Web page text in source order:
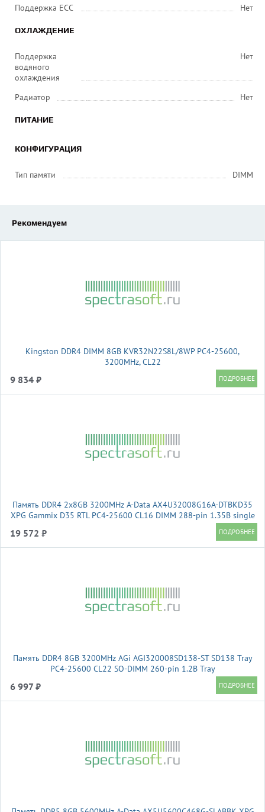
Поддержка ECC Нет
ОХЛАЖДЕНИЕ
Поддержка
водяного
охлаждения
Нет
Радиатор Нет
ПИТАНИЕ
КОНФИГУРАЦИЯ
Тип памяти DIMM
Рекомендуем
Kingston DDR4 DIMM 8GB KVR32N22S8L/8WP PC4-25600,
3200MHz, CL22
9 834 ₽
Память DDR4 2x8GB 3200MHz A-Data AX4U32008G16A-DTBKD35
XPG Gammix D35 RTL PC4-25600 CL16 DIMM 288-pin 1.35В single
19 572 ₽
Память DDR4 8GB 3200MHz AGi AGI320008SD138-ST SD138 Tray
PC4-25600 CL22 SO-DIMM 260-pin 1.2В Tray
6 997 ₽